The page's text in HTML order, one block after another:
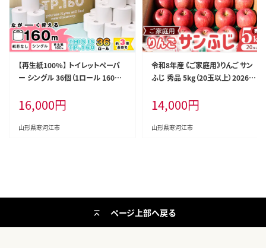
【再生紙100%】 トイレットペーパ
ー シングル 36個（1ロール 160m
雇用事業所支援品】 SDGs エコ サ
ステナブル 国内製造 016-H-BK01
1
16,000円
山形県寒河江市
令和8年産 《ご家庭用》りんご サン
ふじ 秀品 5kg（20玉以上）2026年
から下旬頃発送予定】 014-B-HK0
14,000円
山形県寒河江市
ページ上部へ戻る